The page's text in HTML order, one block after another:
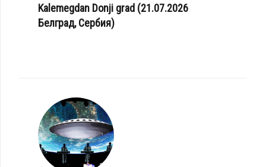
Kalemegdan Donji grad (21.07.2026
Белград, Сербия)